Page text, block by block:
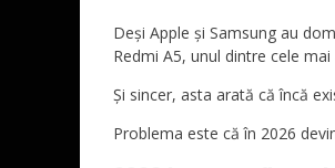
Deși Apple și Samsung au
Redmi A5, unul dintre cele
Și sincer, asta arată că încă
Problema este că în 2026